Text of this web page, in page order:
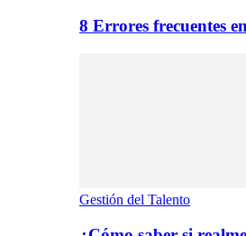
8 Errores frecuentes
Gestión del Talento